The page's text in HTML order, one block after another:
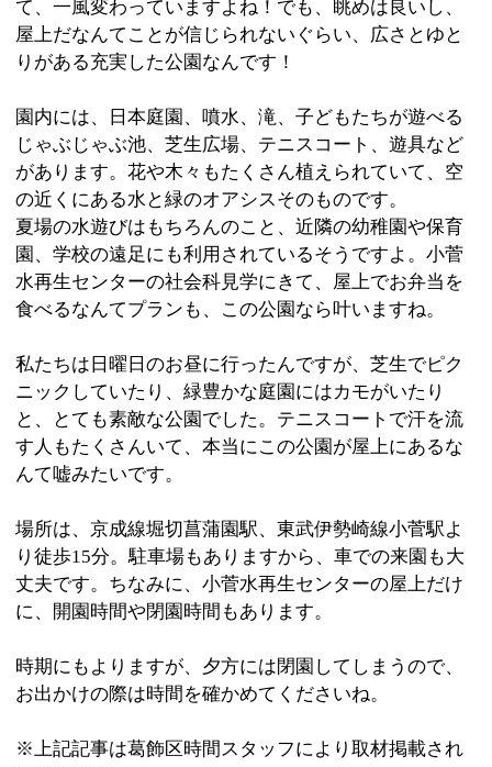
園、学校の遠足にも利用されているそうですよ。小菅
水再生センターの社会科見学にきて、屋上でお弁当を
食べるなんてプランも、この公園なら叶いますね。
ニックしていたり、緑豊かな庭園にはカモがいたり
と、とても素敵な公園でした。テニスコートで汗を流
す人もたくさんいて、本当にこの公園が屋上にあるな
んて嘘みたいです。
場所は、京成線堀切菖蒲園駅、東武伊勢崎線小菅駅よ
り徒歩15分。駐車場もありますから、車での来園も大
丈夫です。ちなみに、小菅水再生センターの屋上だけ
に、開園時間や閉園時間もあります。
時期にもよりますが、夕方には閉園してしまうので、
お出かけの際は時間を確かめてくださいね。
※上記記事は葛飾区時間スタッフにより取材掲載され
たものです。
個人の主観的な評価や情報時間の経過による変化など
がございます事をご了承ください。
ジャンル : ●大きな公園●水遊びの出来る公園●スポーツ
休園日 : 年末年始（12月29日から1月3日まで）
所在地 : 葛飾区小菅3-1-1（小菅水再生センター屋上）